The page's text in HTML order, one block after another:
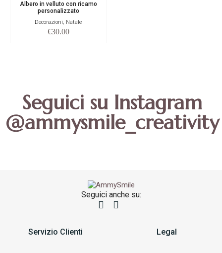
Albero in velluto con ricamo
personalizzato
Decorazioni, Natale
€30.00
Seguici su Instagram
@ammysmile_creativity
Seguici anche su:
Servizio Clienti Legal